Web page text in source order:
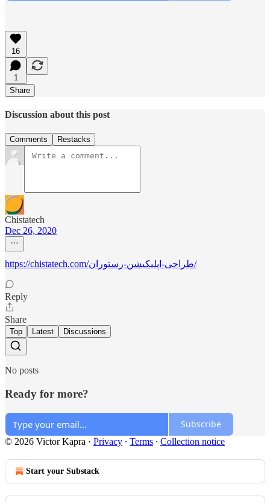
16
1
Share
Discussion about this post
Comments Restacks
Chistatech
Dec 26, 2020
https://chistatech.com/طراحی-اپلیکیشن-رستوران/
Reply
Share
Top Latest Discussions
No posts
Ready for more?
Subscribe
© 2026 Victor Kapra · Privacy ∙ Terms ∙ Collection notice
Start your Substack